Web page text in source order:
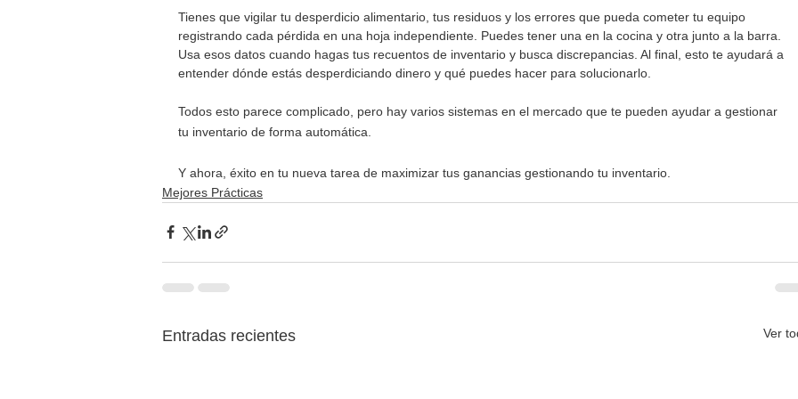
Tienes que vigilar tu desperdicio alimentario, tus residuos y los errores que pueda cometer tu equipo
registrando cada pérdida en una hoja independiente. Puedes tener una en la cocina y otra junto a la barra.
Usa esos datos cuando hagas tus recuentos de inventario y busca discrepancias. Al final, esto te ayudará a
entender dónde estás desperdiciando dinero y qué puedes hacer para solucionarlo.
Todos esto parece complicado, pero hay varios sistemas en el mercado que te pueden ayudar a gestionar
tu inventario de forma automática.
Y ahora, éxito en tu nueva tarea de maximizar tus ganancias gestionando tu inventario.
Mejores Prácticas
Entradas recientes Ver